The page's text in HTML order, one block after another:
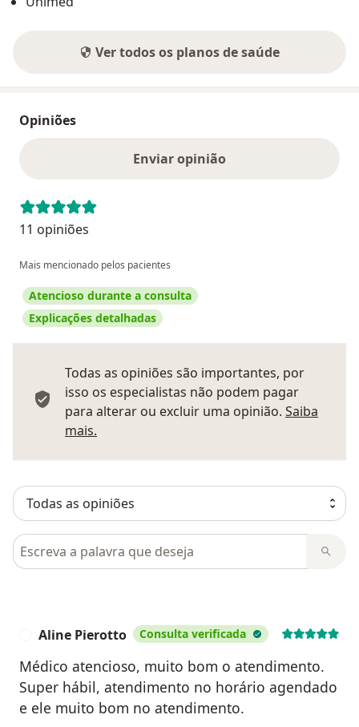
Ver todos os planos de saúde
Opiniões
Enviar opinião
11 opiniões
Mais mencionado pelos pacientes
Atencioso durante a consulta
Explicações detalhadas
Todas as opiniões são importantes, por
isso os especialistas não podem pagar
para alterar ou excluir uma opinião. Saiba
mais.
Pesquisar em opiniões
Aline Pierotto Consulta verificada
Médico atencioso, muito bom o atendimento.
Super hábil, atendimento no horário agendado
e ele muito bom no atendimento.